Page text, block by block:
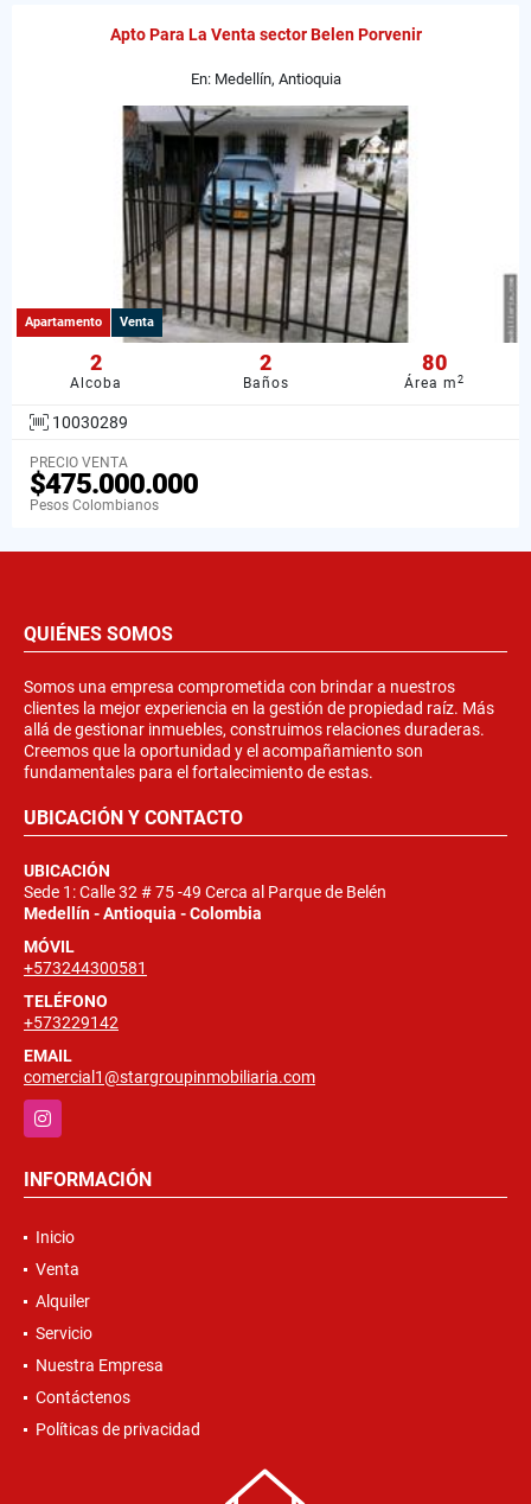
Apto Para La Venta sector Belen Porvenir
En: Medellín, Antioquia
Apartamento Venta
2
Alcoba
2
Baños
80
Área m2
10030289
PRECIO VENTA
$475.000.000
Pesos Colombianos
QUIÉNES SOMOS
Somos una empresa comprometida con brindar a nuestros
clientes la mejor experiencia en la gestión de propiedad raíz. Más
allá de gestionar inmuebles, construimos relaciones duraderas.
Creemos que la oportunidad y el acompañamiento son
fundamentales para el fortalecimiento de estas.
UBICACIÓN Y CONTACTO
UBICACIÓN
Sede 1: Calle 32 # 75 -49 Cerca al Parque de Belén
Medellín - Antioquia - Colombia
MÓVIL
+573244300581
TELÉFONO
+573229142
EMAIL
comercial1@stargroupinmobiliaria.com
Instagram
INFORMACIÓN
Inicio
Venta
Alquiler
Servicio
Nuestra Empresa
Contáctenos
Políticas de privacidad